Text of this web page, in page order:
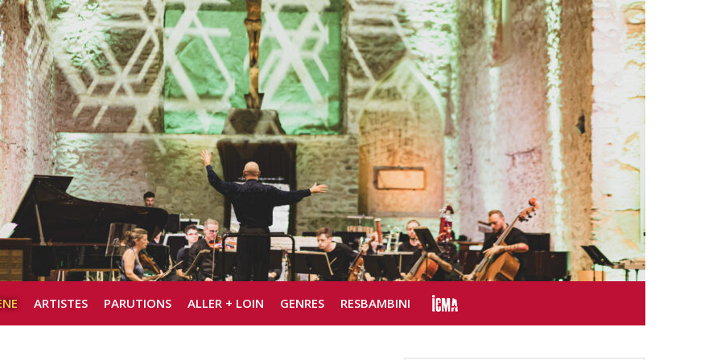
ARTISTES PARUTIONS ALLER + LOIN GENRES RESBAMBINI